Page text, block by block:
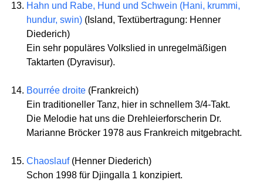
Hahn und Rabe, Hund und Schwein (Hani, krummi,
hundur, swin) (Island, Textübertragung: Henner
Diederich)
Ein sehr populäres Volkslied in unregelmäßigen
Taktarten (Dyravisur).
Bourrée droite (Frankreich)
Ein traditioneller Tanz, hier in schnellem 3/4-Takt.
Die Melodie hat uns die Drehleierforscherin Dr.
Marianne Bröcker 1978 aus Frankreich mitgebracht.
Chaoslauf(Henner Diederich)
Schon 1998 für Djingalla 1 konzipiert.